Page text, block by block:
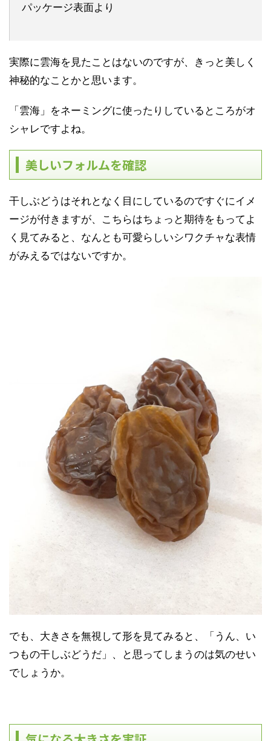
パッケージ表面より
実際に雲海を見たことはないのですが、きっと美しく
神秘的なことかと思います。
「雲海」をネーミングに使ったりしているところがオ
シャレですよね。
美しいフォルムを確認
干しぶどうはそれとなく目にしているのですぐにイメ
ージが付きますが、こちらはちょっと期待をもってよ
く見てみると、なんとも可愛らしいシワクチャな表情
がみえるではないですか。
でも、大きさを無視して形を見てみると、「うん、い
つもの干しぶどうだ」、と思ってしまうのは気のせい
でしょうか。